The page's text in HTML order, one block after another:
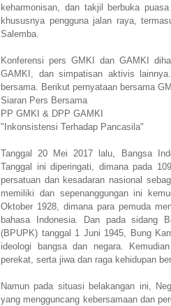
keharmonisan, dan takjil berbuka
khususnya pengguna jalan raya,
Salemba.
Konferensi pers GMKI dan GAMKI
GAMKI, dan simpatisan aktivis
bersama. Berikut pernyataan bersama
Siaran Pers Bersama
PP GMKI & DPP GAMKI
"Inkonsistensi Terhadap Pancasila"
Tanggal 20 Mei 2017 lalu, Bangsa
Tanggal ini diperingati, dimana pada
persatuan dan kesadaran nasional
memiliki dan sepenanggungan ini
Oktober 1928, dimana para pemuda
bahasa Indonesia. Dan pada sidang
(BPUPK) tanggal 1 Juni 1945, Bung
ideologi bangsa dan negara.
perekat, serta jiwa dan raga kehidupan
Namun pada situasi belakangan ini,
yang mengguncang kebersamaan dan